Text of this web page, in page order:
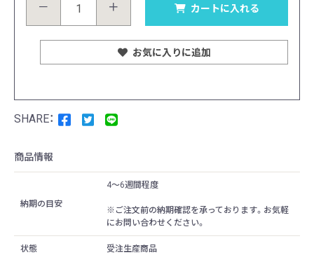
－ ＋ カートに入れる
お気に入りに追加
商品情報
納期の目安
4〜6週間程度
※ご注文前の納期確認を承っております。お気軽
にお問い合わせください。
状態 受注生産商品